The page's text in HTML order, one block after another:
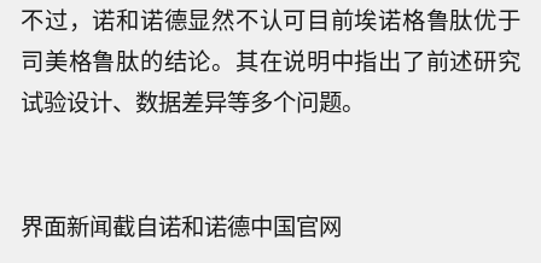
不过，诺和诺德显然不认可目前埃诺格鲁肽优于
司美格鲁肽的结论。其在说明中指出了前述研究
试验设计、数据差异等多个问题。